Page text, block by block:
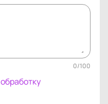
0/100
обработку